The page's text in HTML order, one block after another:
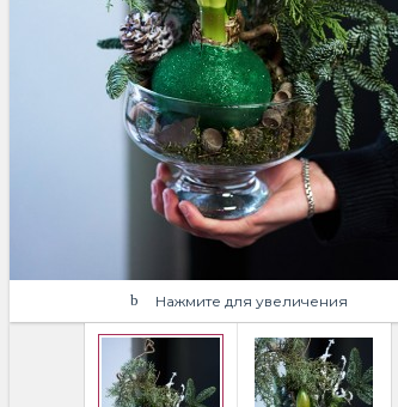
Нажмите для увеличения